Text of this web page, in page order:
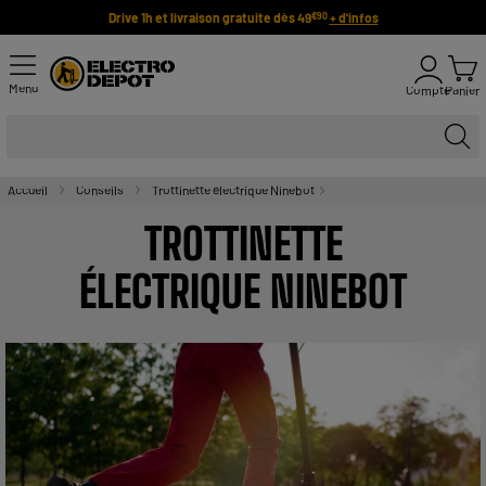
Drive 1h et livraison gratuite dès 49€90 + d'infos
Menu ComptePanier
Accueil Conseils Trottinette électrique Ninebot
TROTTINETTE
ÉLECTRIQUE NINEBOT